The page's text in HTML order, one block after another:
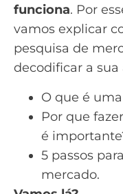
funciona. Por
vamos explicar
pesquisa de
decodificar a
O que é
Por que
é
5 passos
mercado.